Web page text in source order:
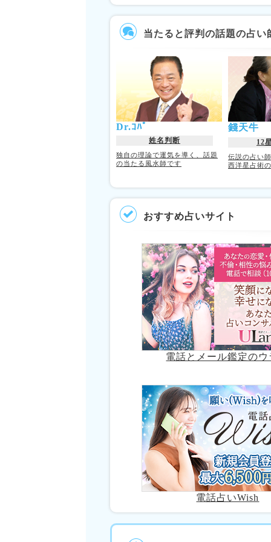
当たると評判の話題の占い
Dr.ｺﾊﾟ
姓名判断
独自の理論で運気を導く、話題
の当たる風水師です
錢天牛
12
伝説の占い
西洋星占術
おすすめ占いサイト
電話とメール鑑定のウ
電話占いWish